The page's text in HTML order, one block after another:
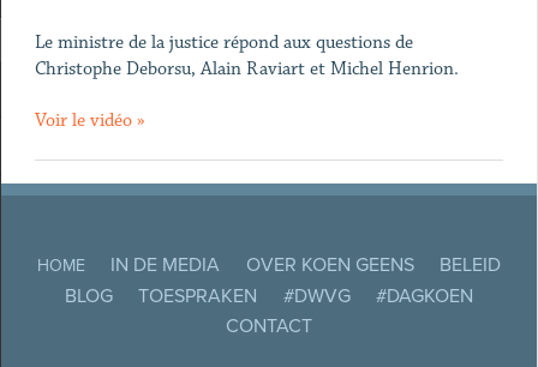
Le ministre de la justice répond aux questions de
Christophe Deborsu, Alain Raviart et Michel Henrion.
Voir le vidéo »
HOME IN DE MEDIA OVER KOEN GEENS
BELEID
BLOG
TOESPRAKEN #DWVG
#DAGKOEN
CONTACT